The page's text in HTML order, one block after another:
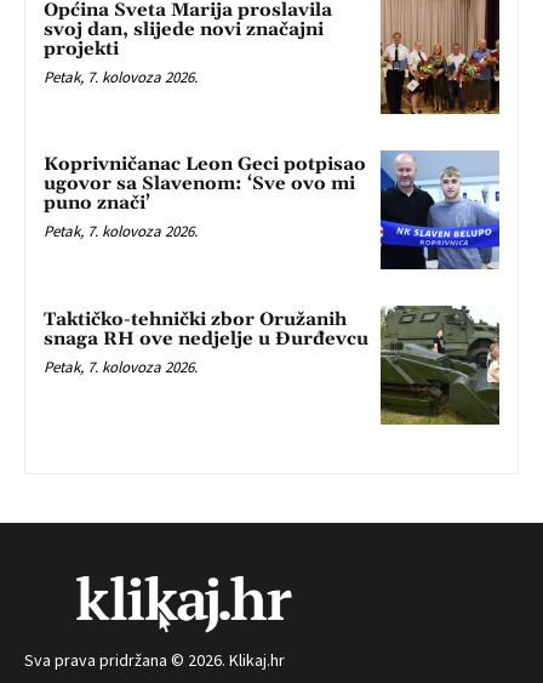
Općina Sveta Marija proslavila
svoj dan, slijede novi značajni
projekti
Petak, 7. kolovoza 2026.
Koprivničanac Leon Geci potpisao
ugovor sa Slavenom: ‘Sve ovo mi
puno znači’
Petak, 7. kolovoza 2026.
Taktičko-tehnički zbor Oružanih
snaga RH ove nedjelje u Đurđevcu
Petak, 7. kolovoza 2026.
Sva prava pridržana © 2026. Klikaj.hr